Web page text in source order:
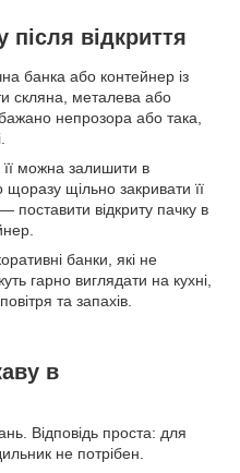
після відкриття
банка або контейнер із
скляна, металева або
непрозора або така,
її можна залишити в
щоразу щільно закривати її
відкриту пачку в
банки, які не
гарно виглядати на кухні,
та запахів.
в
Відповідь проста: для
не потрібен.